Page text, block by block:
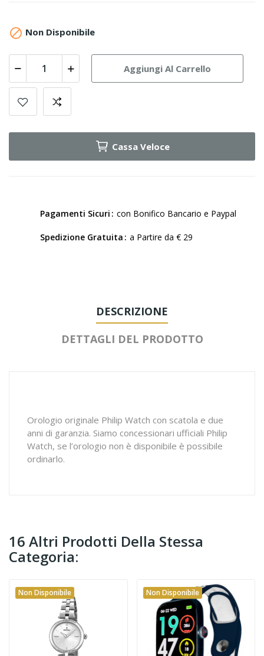
 Non Disponibile
Aggiungi Al Carrello
Cassa Veloce
Pagamenti Sicuri con Bonifico Bancario e Paypal
Spedizione Gratuita a Partire da € 29
DESCRIZIONE
DETTAGLI DEL PRODOTTO
Orologio originale Philip Watch con scatola e due
anni di garanzia. Siamo concessionari ufficiali Philip
Watch, se l’orologio non è disponibile è possibile
ordinarlo.
16 Altri Prodotti Della Stessa
Categoria:
Non Disponibile Non Disponibile